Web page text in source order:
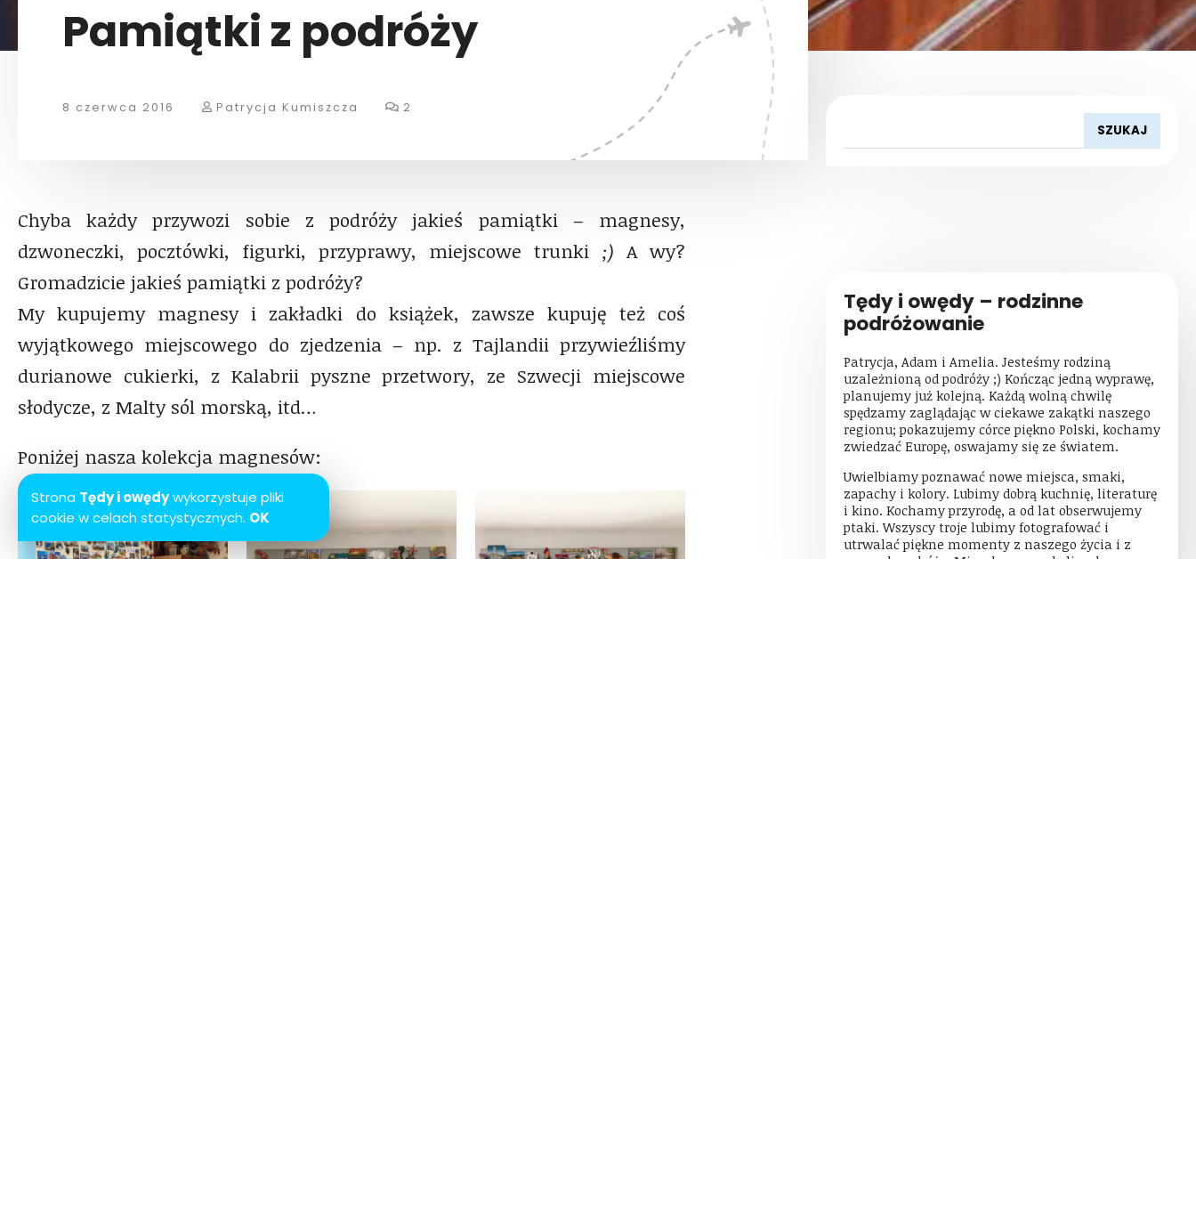
Pamiątki z podróży
8 czerwca 2016 Patrycja Kumiszcza 2
Chyba każdy przywozi sobie z podróży jakieś pamiątki – magnesy,
dzwoneczki, pocztówki, figurki, przyprawy, miejscowe trunki ;) A wy?
Gromadzicie jakieś pamiątki z podróży?
My kupujemy magnesy i zakładki do książek, zawsze kupuję też coś
wyjątkowego miejscowego do zjedzenia – np. z Tajlandii przywieźliśmy
durianowe cukierki, z Kalabrii pyszne przetwory, ze Szwecji miejscowe
słodycze, z Malty sól morską, itd…
Poniżej nasza kolekcja magnesów:
Tędy i owędy – rodzinne
podróżowanie
Patrycja, Adam i Amelia. Jesteśmy rodziną
uzależnioną od podróży ;) Kończąc jedną wyprawę,
planujemy już kolejną. Każdą wolną chwilę
spędzamy zaglądając w ciekawe zakątki naszego
regionu; pokazujemy córce piękno Polski, kochamy
zwiedzać Europę, oswajamy się ze światem.
Uwielbiamy poznawać nowe miejsca, smaki,
zapachy i kolory. Lubimy dobrą kuchnię, literaturę
i kino. Kochamy przyrodę, a od lat obserwujemy
ptaki. Wszyscy troje lubimy fotografować i
utrwalać piękne momenty z naszego życia i z
naszych podróży. Mieszkamy w okolicach
Strona Tędy i owędywykorzystuje pliki
cookie w celach statystycznych. OK